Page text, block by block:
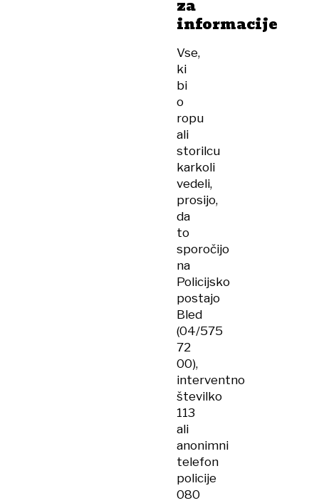
za
informacije
Vse,
ki
bi
o
ropu
ali
storilcu
karkoli
vedeli,
prosijo,
da
to
sporočijo
na
Policijsko
postajo
Bled
(04/575
72
00),
interventno
številko
113
ali
anonimni
telefon
policije
080